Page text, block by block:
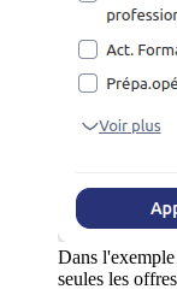
Dans
seules les